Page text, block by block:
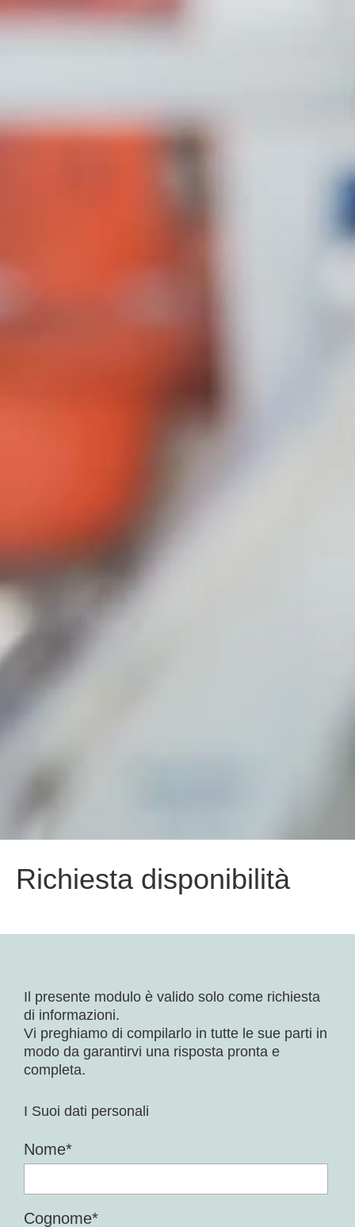
Richiesta disponibilità
Il presente modulo è valido solo come richiesta
di informazioni.
Vi preghiamo di compilarlo in tutte le sue parti in
modo da garantirvi una risposta pronta e
completa.
I Suoi dati personali
Nome*
Cognome*